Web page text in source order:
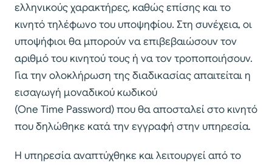
ελληνικούς χαρακτήρες, καθώς επίσης και το
κινητό τηλέφωνο του υποψηφίου. Στη συνέχεια, οι
υποψήφιοι θα μπορούν να επιβεβαιώσουν τον
αριθμό του κινητού τους ή να τον τροποποιήσουν.
Για την ολοκλήρωση της διαδικασίας απαιτείται η
εισαγωγή μοναδικού κωδικού
(One Time Password) που θα αποσταλεί στο κινητό
που δηλώθηκε κατά την εγγραφή στην υπηρεσία.
Η υπηρεσία αναπτύχθηκε και λειτουργεί από το